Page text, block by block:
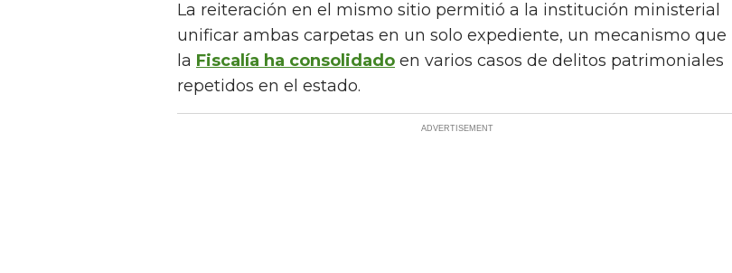
La reiteración en el mismo sitio permitió a la institución ministerial
unificar ambas carpetas en un solo expediente, un mecanismo que
la Fiscalía ha consolidado en varios casos de delitos patrimoniales
repetidos en el estado.